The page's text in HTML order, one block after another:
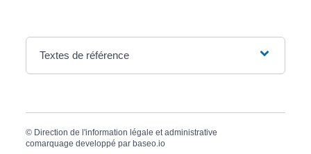
Textes de référence
© Direction de l'information légale et administrative
comarquage developpé par baseo.io